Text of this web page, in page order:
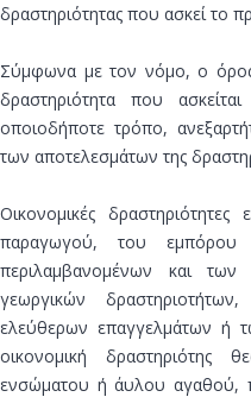
δραστηριότητας που ασκεί το
Σύμφωνα με τον νόμο, ο όρος
δραστηριότητα που
οποιοδήποτε τρόπο,
των αποτελεσμάτων της
Οικονομικές
παραγωγού, του εμπόρου
περιλαμβανομένων και των
γεωργικών
ελεύθερων επαγγελμάτων ή
οικονομική δραστηριότης
ενσώματου ή άυλου αγαθού,